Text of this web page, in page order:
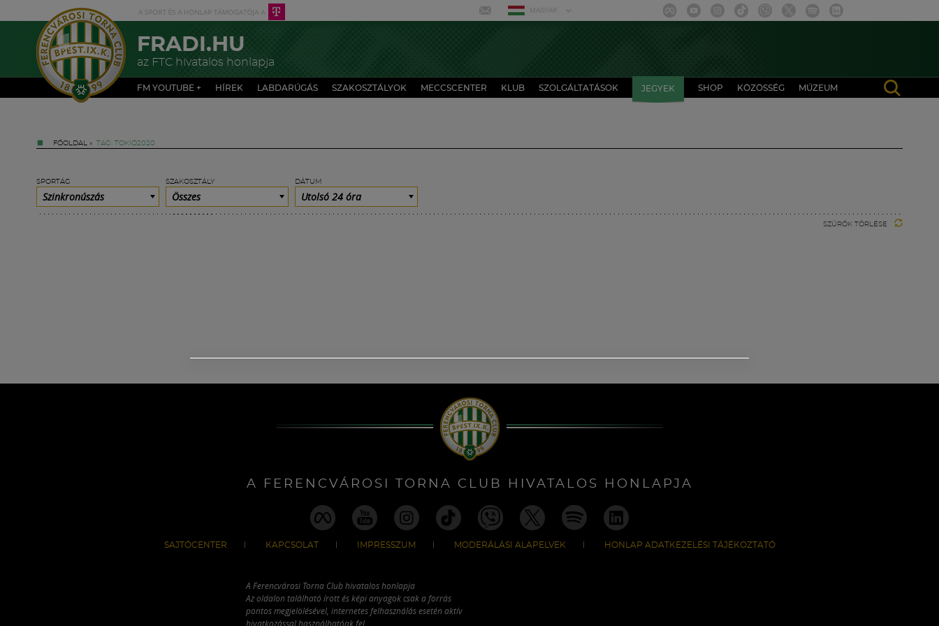
MAGYAR
FRADI.HU
az FTC hivatalos honlapja
FM YOUTUBE + HÍREK LABDARÚGÁS SZAKOSZTÁLYOK MECCSCENTER KLUB SZOLGÁLTATÁSOK JEGYEK SHOP KÖZÖSSÉG MÚZEUM
FŐOLDAL » TAG: TOKIÓ2020
SPORTÁG
Szinkronúszás
SZAKOSZTÁLY
Összes
DÁTUM
Utolsó 24 óra
SZŰRŐK TÖRLÉSE
A FERENCVÁROSI TORNA CLUB HIVATALOS HONLAPJA
SAJTÓCENTER KAPCSOLAT IMPRESSZUM MODERÁLÁSI ALAPELVEK HONLAP ADATKEZELÉSI TÁJÉKOZTATÓ
A Ferencvárosi Torna Club hivatalos honlapja
Az oldalon található írott és képi anyagok csak a forrás
pontos megjelölésével, internetes felhasználás esetén aktív
hivatkozással használhatóak fel.